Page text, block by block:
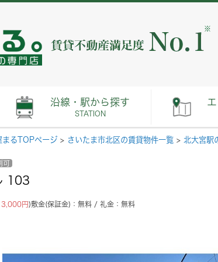
※
沿線・駅から探す
STATION
るTOPページ > さいたま市北区の賃貸物件一覧 > 北大宮駅
可
103
3,000円)敷金(保証金)：無料 / 礼金：無料